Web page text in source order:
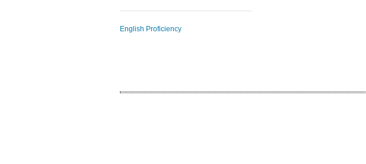
English Proficiency